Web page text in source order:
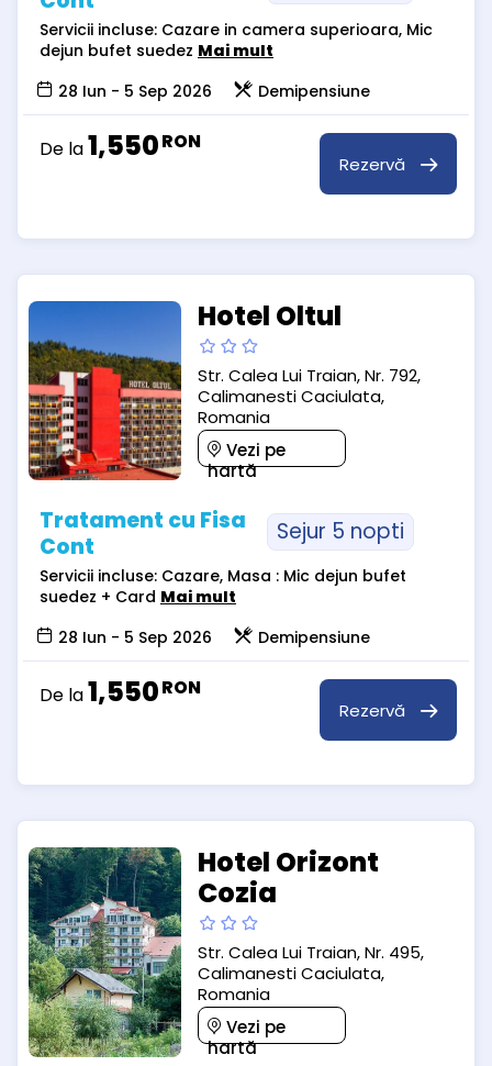
Servicii incluse: Cazare in camera superioara, Mic
dejun bufet suedez Mai mult
28 Iun - 5 Sep 2026
Demipensiune
De la1,550RON
Rezervă
Hotel Oltul
Str. Calea Lui Traian, Nr. 792,
Calimanesti Caciulata,
Romania
Vezi pe
hartă
Tratament cu Fisa
Cont
Sejur 5 nopti
Servicii incluse: Cazare, Masa : Mic dejun bufet
suedez + Card Mai mult
28 Iun - 5 Sep 2026
Demipensiune
De la1,550RON
Rezervă
Hotel Orizont
Cozia
Str. Calea Lui Traian, Nr. 495,
Calimanesti Caciulata,
Romania
Vezi pe
hartă